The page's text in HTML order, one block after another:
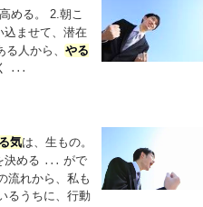
める。 2.朝こ
込ませて、潜在
る人から、 やる
...
気は、生もの。
決める ... がで
流れから、私も
るうちに、行動